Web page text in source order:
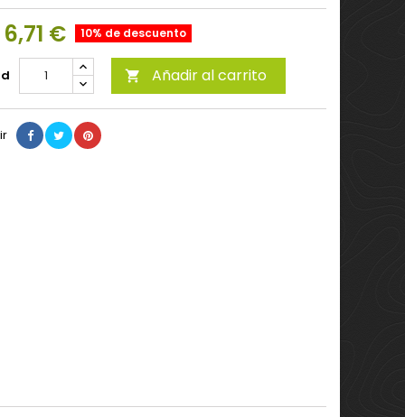
6,71 € 10% de descuento
 Añadir al carrito